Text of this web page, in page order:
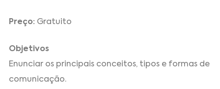
Preço: Gratuito
Objetivos
Enunciar os principais conceitos, tipos e formas de
comunicação.